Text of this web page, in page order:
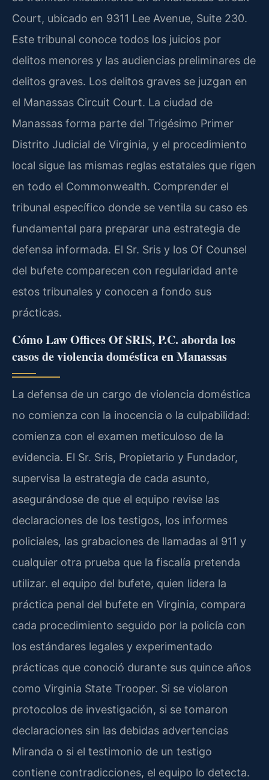
Court, ubicado en 9311 Lee Avenue, Suite 230.
Este tribunal conoce todos los juicios por
delitos menores y las audiencias preliminares de
delitos graves. Los delitos graves se juzgan en
el Manassas Circuit Court. La ciudad de
Manassas forma parte del Trigésimo Primer
Distrito Judicial de Virginia, y el procedimiento
local sigue las mismas reglas estatales que rigen
en todo el Commonwealth. Comprender el
tribunal específico donde se ventila su caso es
fundamental para preparar una estrategia de
defensa informada. El Sr. Sris y los Of Counsel
del bufete comparecen con regularidad ante
estos tribunales y conocen a fondo sus
prácticas.
Cómo Law Offices Of SRIS, P.C. aborda los
casos de violencia doméstica en Manassas
La defensa de un cargo de violencia doméstica
no comienza con la inocencia o la culpabilidad:
comienza con el examen meticuloso de la
evidencia. El Sr. Sris, Propietario y Fundador,
supervisa la estrategia de cada asunto,
asegurándose de que el equipo revise las
declaraciones de los testigos, los informes
policiales, las grabaciones de llamadas al 911 y
cualquier otra prueba que la fiscalía pretenda
utilizar. el equipo del bufete, quien lidera la
práctica penal del bufete en Virginia, compara
cada procedimiento seguido por la policía con
los estándares legales y experimentado
prácticas que conoció durante sus quince años
como Virginia State Trooper. Si se violaron
protocolos de investigación, si se tomaron
declaraciones sin las debidas advertencias
Miranda o si el testimonio de un testigo
contiene contradicciones, el equipo lo detecta.